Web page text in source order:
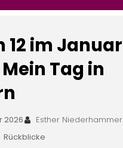
12 im Januar
Tag in
2026
Esther Niederhammer
Rückblicke